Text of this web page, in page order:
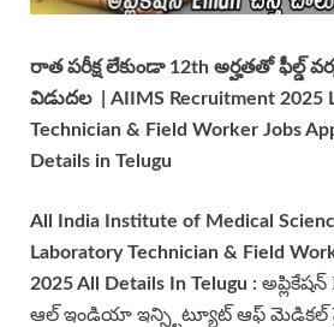
రాత పరీక్ష లేకుండా 12th అర్హతతో ఫీల్డ్
విడుదల | AIIMS Recruitment 2025
Technician & Field Worker Jobs
Details in Telugu
All India Institute of Medical
Laboratory Technician & Field
2025 All Details In Telugu : అప్లికేషన్
ఆల్ ఇండియా ఇన్స్టిట్యూట్ ఆఫ్ మెడికల్